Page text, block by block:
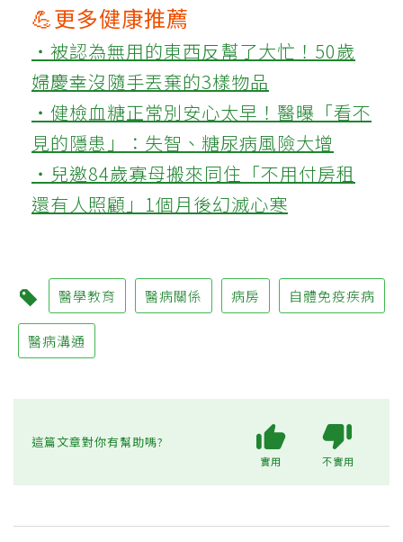
💪更多健康推薦
‧被認為無用的東西反幫了大忙！50歲
婦慶幸沒隨手丟棄的3樣物品
‧健檢血糖正常別安心太早！醫曝「看不
見的隱患」：失智、糖尿病風險大增
‧兒邀84歲寡母搬來同住「不用付房租
還有人照顧」1個月後幻滅心寒
醫學教育 醫病關係 病房 自體免疫疾病
醫病溝通
這篇文章對你有幫助嗎?
實用 不實用